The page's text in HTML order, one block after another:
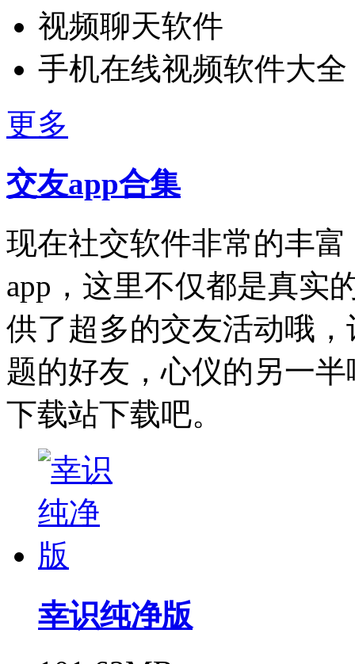
视频聊天软件
手机在线视频软件大全
更多
交友app合集
现在社交软件非常的丰
app，这里不仅都是真实
供了超多的交友活动哦
题的好友，心仪的另一
下载站下载吧。
幸识纯净版